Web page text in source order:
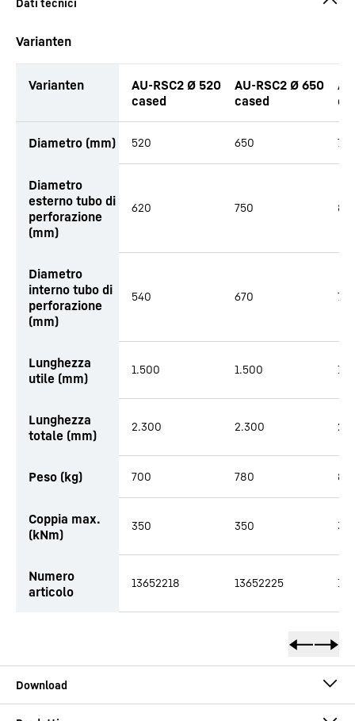
Varianten
Varianten
AU-RSC2 Ø 520
cased
AU-RSC2 Ø 650
cased
Diametro (mm) 520 650
Diametro
esterno tubo di
perforazione
(mm)
620 750
Diametro
interno tubo di
perforazione
(mm)
540 670
Lunghezza
utile (mm)
1.500 1.500
Lunghezza
totale (mm)
2.300 2.300
Peso (kg) 700 780
Coppia max.
(kNm)
350 350
Numero
articolo
13652218 13652225